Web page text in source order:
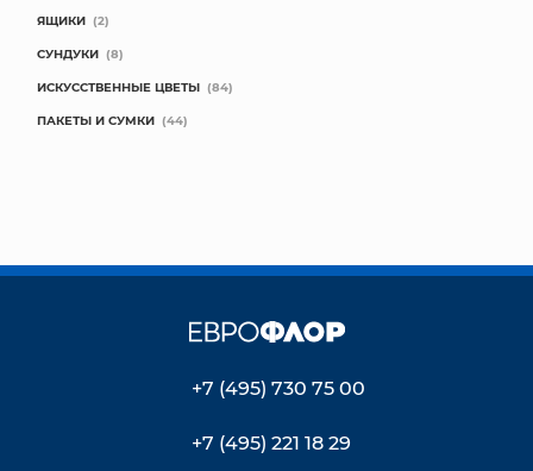
ЯЩИКИ (2)
СУНДУКИ (8)
ИСКУССТВЕННЫЕ ЦВЕТЫ (84)
ПАКЕТЫ И СУМКИ (44)
+7 (495) 730 75 00
+7 (495) 221 18 29